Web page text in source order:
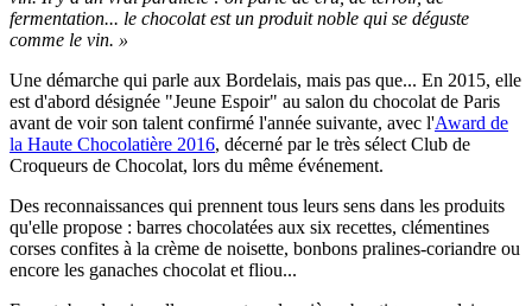
fermentation... le chocolat est un produit noble qui se déguste
comme le vin. »
Une démarche qui parle aux Bordelais, mais pas que... En 2015, elle
est d'abord désignée "Jeune Espoir" au salon du chocolat de Paris
avant de voir son talent confirmé l'année suivante, avec l'Award de
la Haute Chocolatière 2016, décerné par le très sélect Club de
Croqueurs de Chocolat, lors du même événement.
Des reconnaissances qui prennent tous leurs sens dans les produits
qu'elle propose : barres chocolatées aux six recettes, clémentines
corses confites à la crème de noisette, bonbons pralines-coriandre ou
encore les ganaches chocolat et fliou...